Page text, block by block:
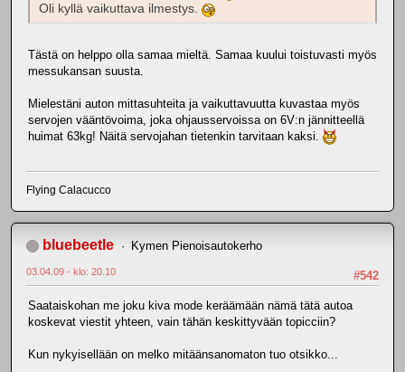
Oli kyllä vaikuttava ilmestys.
Tästä on helppo olla samaa mieltä. Samaa kuului toistuvasti myös
messukansan suusta.
Mielestäni auton mittasuhteita ja vaikuttavuutta kuvastaa myös
servojen vääntövoima, joka ohjausservoissa on 6V:n jännitteellä
huimat 63kg! Näitä servojahan tietenkin tarvitaan kaksi.
Flying Calacucco
bluebeetle Kymen Pienoisautokerho
#542
03.04.09 - klo: 20.10
Saataiskohan me joku kiva mode keräämään nämä tätä autoa
koskevat viestit yhteen, vain tähän keskittyvään topicciin?
Kun nykyisellään on melko mitäänsanomaton tuo otsikko...